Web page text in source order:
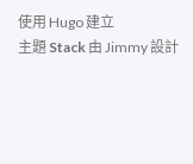
使用 Hugo建立
主題 Stack 由 Jimmy設計